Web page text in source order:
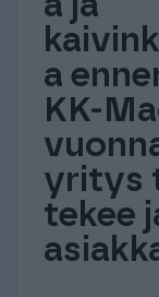
a
KK-
yritys
tekee